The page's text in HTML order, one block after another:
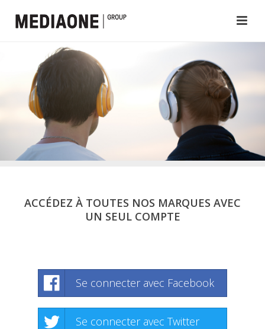
ACCÉDEZ À TOUTES NOS MARQUES AVEC
UN SEUL COMPTE
Se connecter avec Facebook
Se connecter avec Twitter